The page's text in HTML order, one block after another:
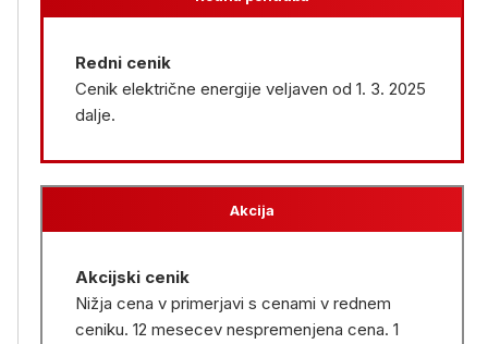
Redni cenik
Cenik električne energije veljaven od 1. 3. 2025
dalje.
Akcija
Akcijski cenik
Nižja cena v primerjavi s cenami v rednem
ceniku. 12 mesecev nespremenjena cena. 1